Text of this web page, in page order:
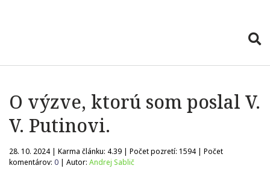
O výzve, ktorú som poslal V.
V. Putinovi.
28. 10. 2024 | Karma článku: 4.39 | Počet pozretí: 1594 | Počet
komentárov: 0 | Autor: Andrej Sablič